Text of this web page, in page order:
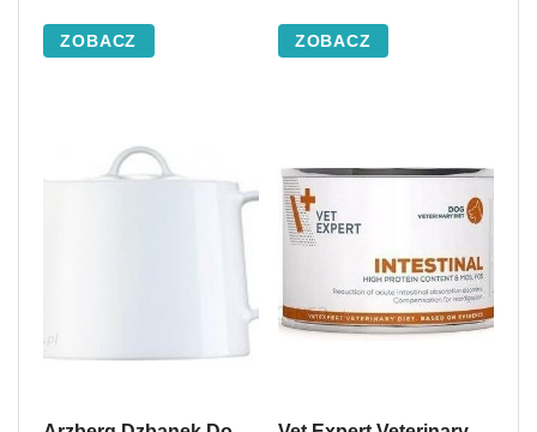
ZOBACZ ZOBACZ